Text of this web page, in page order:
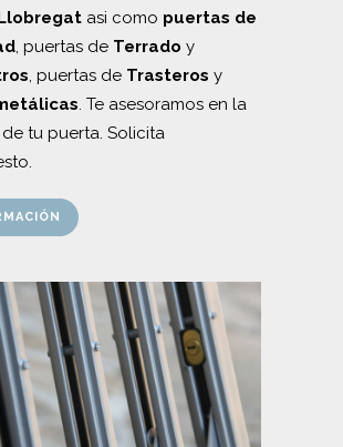
asi como puertas de
, puertas de Terrado y
, puertas de Trasteros y
. Te asesoramos en la
tu puerta. Solicita